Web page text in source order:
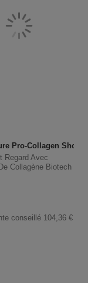
Cream
Regard Avec
Collagène Biotech
conseillé 104,36 €